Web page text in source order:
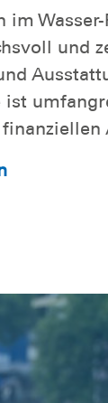
im
und
ist